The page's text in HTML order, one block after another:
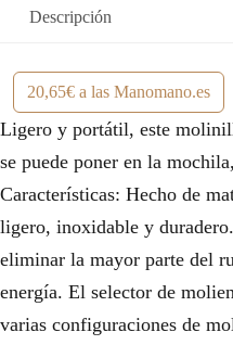
Descripción
20,65€ a las Manomano.es
Ligero y portátil, este
se puede poner en la
Características: Hecho de
ligero, inoxidable y
eliminar la mayor parte del
energía. El selector de
varias configuraciones de